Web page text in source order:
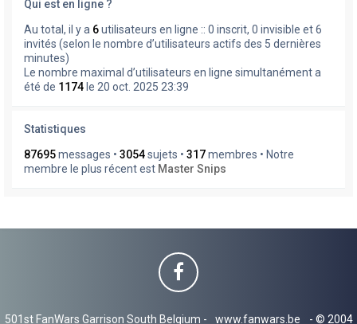
Qui est en ligne ?
Au total, il y a 6utilisateurs en ligne :: 0 inscrit, 0 invisible et 6
invités (selon le nombre d’utilisateurs actifs des 5 dernières
minutes)
Le nombre maximal d’utilisateurs en ligne simultanément a
été de 1174 le 20 oct. 2025 23:39
Statistiques
87695messages • 3054sujets • 317membres • Notre
membre le plus récent est Master Snips
501st FanWars Garrison South Belgium - www.fanwars.be - © 2004